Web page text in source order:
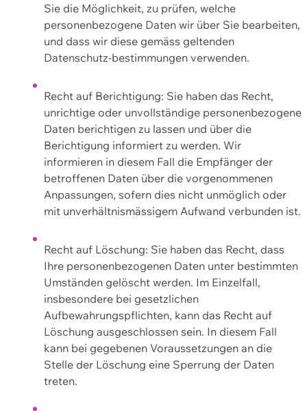
Sie die Möglichkeit, zu prüfen, welche
personenbezogene Daten wir über Sie bearbeiten,
und dass wir diese gemäss geltenden
Datenschutz-bestimmungen verwenden.
Recht auf Berichtigung: Sie haben das Recht,
unrichtige oder unvollständige personenbezogene
Daten berichtigen zu lassen und über die
Berichtigung informiert zu werden. Wir
informieren in diesem Fall die Empfänger der
betroffenen Daten über die vorgenommenen
Anpassungen, sofern dies nicht unmöglich oder
mit unverhältnismässigem Aufwand verbunden ist.
Recht auf Löschung: Sie haben das Recht, dass
Ihre personenbezogenen Daten unter bestimmten
Umständen gelöscht werden. Im Einzelfall,
insbesondere bei gesetzlichen
Aufbewahrungspflichten, kann das Recht auf
Löschung ausgeschlossen sein. In diesem Fall
kann bei gegebenen Voraussetzungen an die
Stelle der Löschung eine Sperrung der Daten
treten.